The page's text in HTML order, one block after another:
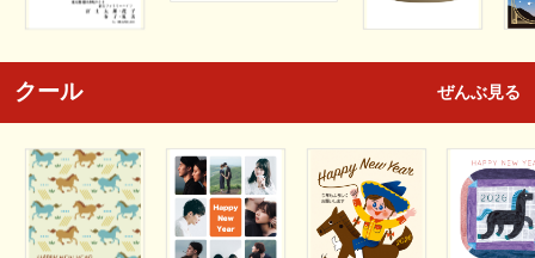
クール ぜんぶ見る